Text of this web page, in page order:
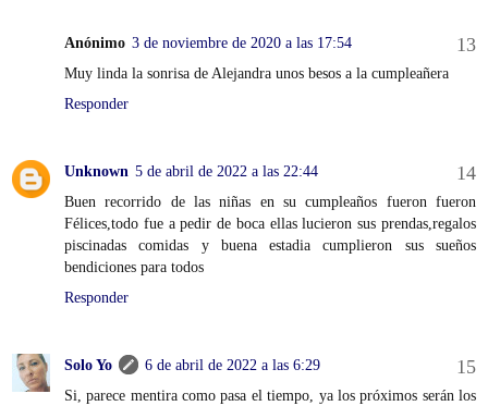
Anónimo 3 de noviembre de 2020 a las 17:54
Muy linda la sonrisa de Alejandra unos besos a la cumpleañera
Responder
Unknown 5 de abril de 2022 a las 22:44
Buen recorrido de las niñas en su cumpleaños fueron fueron
Félices,todo fue a pedir de boca ellas lucieron sus prendas,regalos
piscinadas comidas y buena estadia cumplieron sus sueños
bendiciones para todos
Responder
Solo Yo
6 de abril de 2022 a las 6:29
Si, parece mentira como pasa el tiempo, ya los próximos serán los